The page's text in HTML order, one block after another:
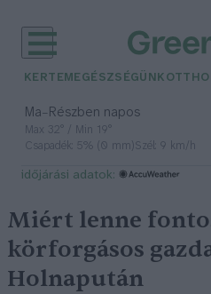
KERTEM EGÉSZSÉGÜNK
Ma– Részben napos
Max 32° / Min 19°
Csapadék: 5% (0 mm)Szél: 9 km/h
időjárási adatok:
Miért lenne
körforgásos
Holnapután